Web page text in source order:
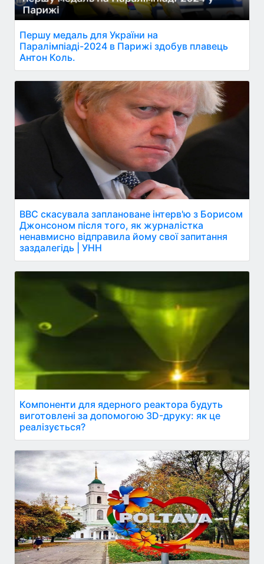
Першу медаль для України на
Паралімпіаді-2024 в Парижі здобув плавець
Антон Коль.
BBC скасувала заплановане інтерв'ю з Борисом
Джонсоном після того, як журналістка
ненавмисно відправила йому свої запитання
заздалегідь | УНН
Компоненти для ядерного реактора будуть
виготовлені за допомогою 3D-друку: як це
реалізується?